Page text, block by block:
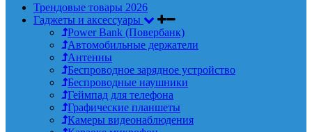
Трендовые товары 2026
Гаджеты и аксессуары
Power Bank (Повербанк)
Автомобильные держатели
Антенны
Беспроводное зарядное устройство
Беспроводные наушники
Геймпад для телефона
Графические планшеты
Камеры видеонаблюдения